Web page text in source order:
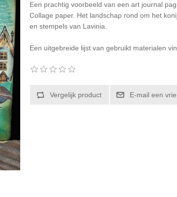
Een prachtig voorbeeld van een art journal
Collage paper. Het landschap rond om het
en stempels van Lavinia
Een uitgebreide lijst van gebruikt materialen
Vergelijk product E-mail een